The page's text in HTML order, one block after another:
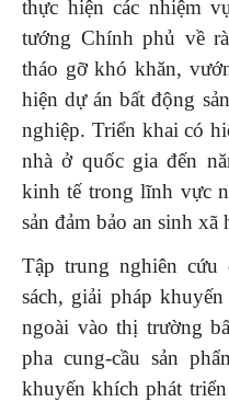
thực hiện các nhiệm
tướng Chính phủ về
tháo gỡ khó khăn,
hiện dự án bất động
nghiệp. Triển khai có
nhà ở quốc gia đến
kinh tế trong lĩnh vực
sản đảm bảo an sinh xã
Tập trung nghiên cứu
sách, giải pháp
ngoài vào thị trường
pha cung-cầu sản
khuyến khích phát